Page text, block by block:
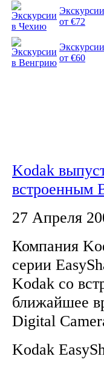
от €72
от €60
Kodak
встроенным
27 Апреля
Компания
серии
Kodak со
ближайшее
Digital
Kodak